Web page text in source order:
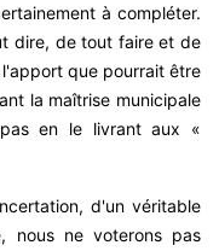
à compléter.
dire, de tout faire et de
que pourrait être
la maîtrise municipale
en le livrant aux «
d'un véritable
nous ne voterons pas